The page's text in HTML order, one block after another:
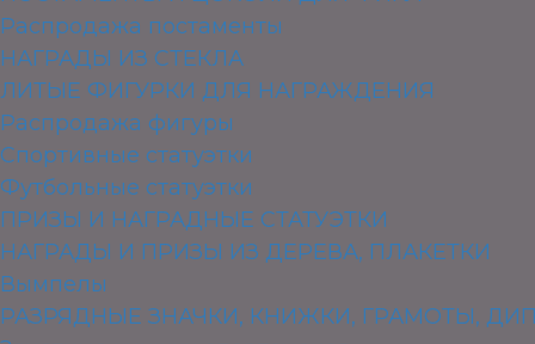
Распродажа постаменты
НАГРАДЫ ИЗ СТЕКЛА
ЛИТЫЕ ФИГУРКИ ДЛЯ НАГРАЖДЕНИЯ
Распродажа фигуры
Спортивные статуэтки
Футбольные статуэтки
ПРИЗЫ И НАГРАДНЫЕ СТАТУЭТКИ
НАГРАДЫ И ПРИЗЫ ИЗ ДЕРЕВА, ПЛАКЕТКИ
Вымпелы
РАЗРЯДНЫЕ ЗНАЧКИ, КНИЖКИ, ГРАМОТЫ,